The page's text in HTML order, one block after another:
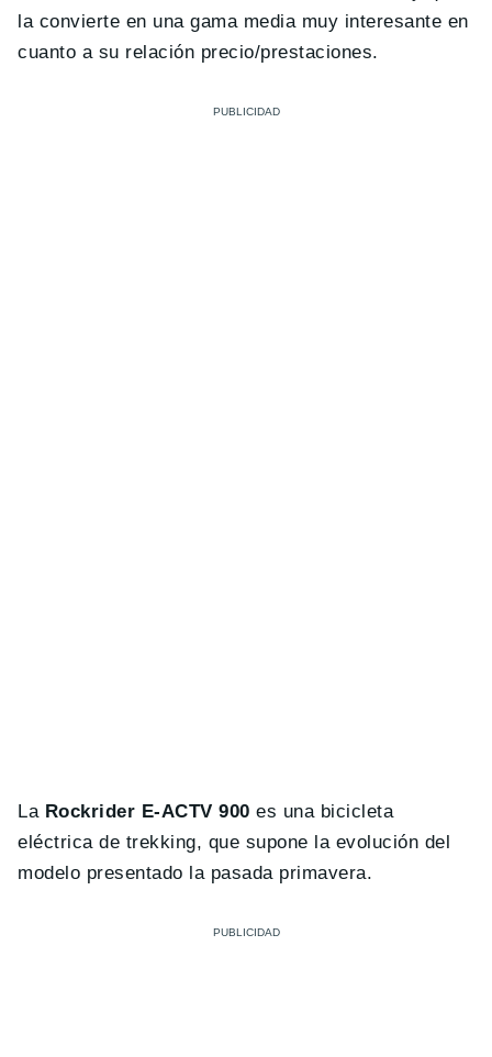
la convierte en una gama media muy interesante en
cuanto a su relación precio/prestaciones.
LaRockrider E-ACTV 900es una bicicleta
eléctrica de trekking, que supone la evolución del
modelo presentado la pasada primavera.